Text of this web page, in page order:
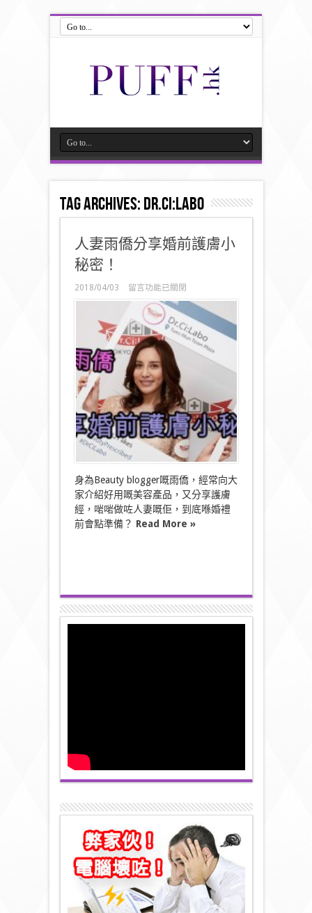
Tag Archives:Dr.Ci:Labo
人妻雨僑分享婚前護膚小
秘密！
2018/04/03
在
〈人
雨
僑
分
享
婚
前
護
膚
小
秘
密！〉
中
留言功能已關閉
身為Beauty blogger嘅雨僑，經常向大
家介紹好用嘅美容產品，又分享護膚
經，啱啱做咗人妻嘅佢，到底喺婚禮
前會點準備？ Read More »